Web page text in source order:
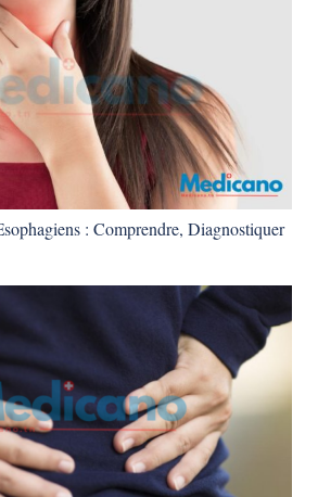
: Comprendre, Diagnostiquer